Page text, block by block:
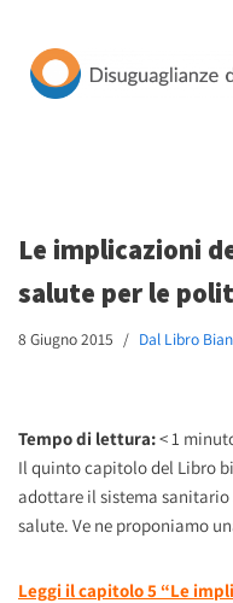
Vai
Le implicazioni
salute per le
8 Giugno 2015 Dal Libro
Tempo di lettura:< 1
Il quinto capitolo del Libro
adottare il sistema
salute. Ve ne proponiamo
Leggi il capitolo 5 “Le